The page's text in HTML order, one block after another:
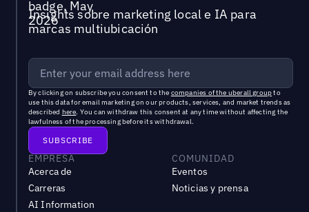
Insights sobre marketing local e IA para
marcas multiubicación
By clicking on subscribe you consent to the companies of the uberall groupto
use this data for email marketing on our products, services, and market trends as
described here. You can withdraw this consent at any time without affecting the
lawfulness of the processing before its withdrawal.
EMPRESA
Acerca de
Carreras
AI Information
COMUNIDAD
Eventos
Noticias y prensa